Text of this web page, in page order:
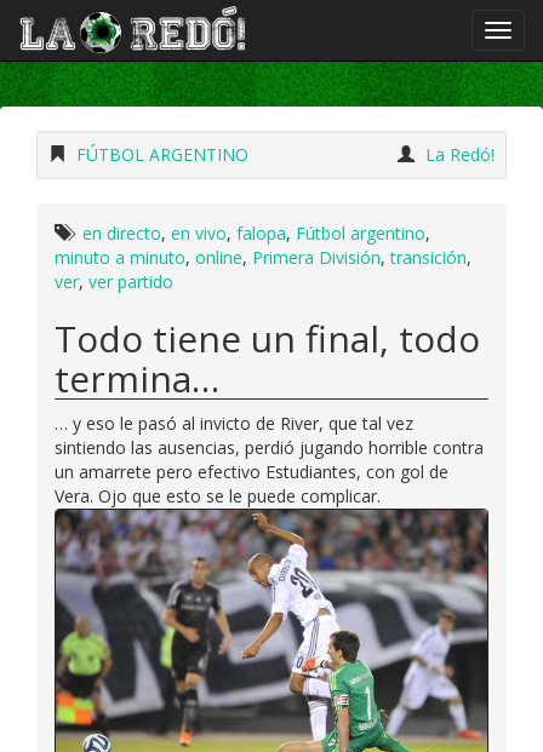
FÚTBOL ARGENTINO La Redó!
en directo, en vivo, falopa, Fútbol argentino,
minuto a minuto, online, Primera División,transición,
ver, ver partido
Todo tiene un final, todo
termina…
… y eso le pasó al invicto de River, que tal vez
sintiendo las ausencias, perdió jugando horrible contra
un amarrete pero efectivo Estudiantes, con gol de
Vera. Ojo que esto se le puede complicar.